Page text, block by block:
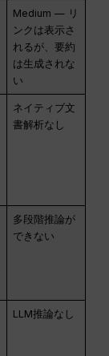
Medium — リ
ンクは表示さ
れるが、要約
は生成されな
い
ネイティブ文
書解析なし
多段階推論が
できない
LLM推論なし